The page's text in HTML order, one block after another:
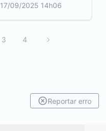
17/09/2025 14h06
3 4
Reportar erro